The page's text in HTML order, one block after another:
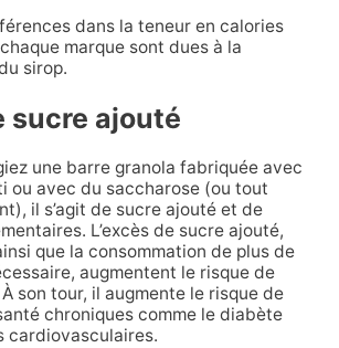
dans la teneur en calories
marque sont dues à la
sirop.
sucre ajouté
une barre granola fabriquée avec
ou avec du saccharose (ou tout
il s’agit de sucre ajouté et de
L’excès de sucre ajouté,
que la consommation de plus de
augmentent le risque de
son tour, il augmente le risque de
chroniques comme le diabète
cardiovasculaires.